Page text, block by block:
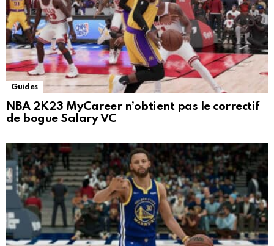
Guides
NBA 2K23 MyCareer n’obtient pas le correctif
de bogue Salary VC